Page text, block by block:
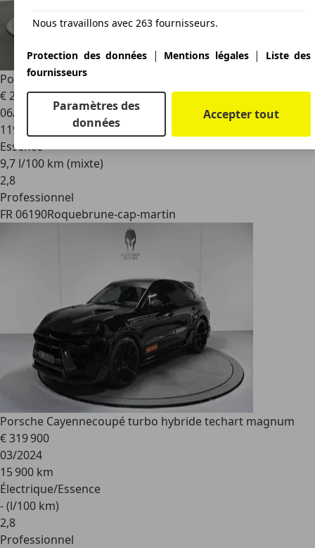
Porsche Boxster
€ 29 900
06/2011
119 000 km
Essence
9,7 l/100 km (mixte)
2,8
Professionnel
FR 06190Roquebrune-cap-martin
Porsche Cayennecoupé turbo hybride techart magnum
€ 319 900
03/2024
15 900 km
Électrique/Essence
- (l/100 km)
2,8
Professionnel
Nous travaillons avec 263 fournisseurs.
Protection des données | Mentions légales|
Liste des
fournisseurs
Paramètres des
données
Accepter tout